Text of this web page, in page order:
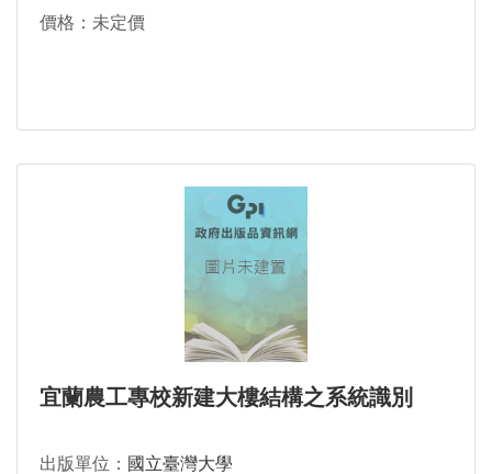
價格：未定價
宜蘭農工專校新建大樓結構之系統識別
出版單位： 國立臺灣大學